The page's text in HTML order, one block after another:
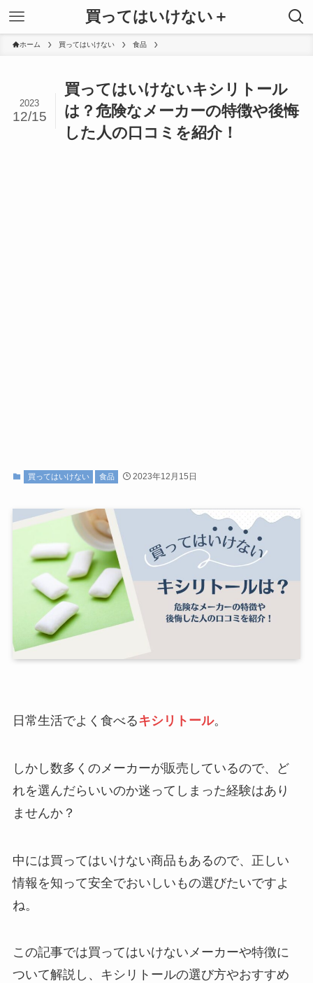
買ってはいけない＋
ホーム 買ってはいけない 食品
買ってはいけないキシリトール
は？危険なメーカーの特徴や後悔
した人の口コミを紹介！
2023
12/15
買ってはいけない 食品 2023年12月15日
日常生活でよく食べるキシリトール。
しかし数多くのメーカーが販売しているので、ど
れを選んだらいいのか迷ってしまった経験はあり
ませんか？
中には買ってはいけない商品もあるので、正しい
情報を知って安全でおいしいもの選びたいですよ
ね。
この記事では買ってはいけないメーカーや特徴に
ついて解説し、キシリトールの選び方やおすすめ